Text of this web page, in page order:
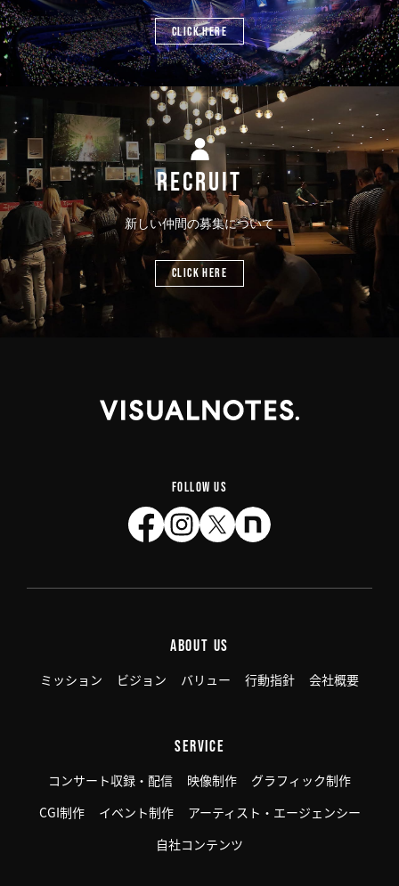
CLICK HERE
RECRUIT
新しい仲間の募集について
CLICK HERE
FOLLOW US
ABOUT US
ミッション ビジョン バリュー 行動指針 会社概要
SERVICE
コンサート収録・配信 映像制作
グラフィック制作
CGI制作
イベント制作
アーティスト・エージェンシー
自社コンテンツ